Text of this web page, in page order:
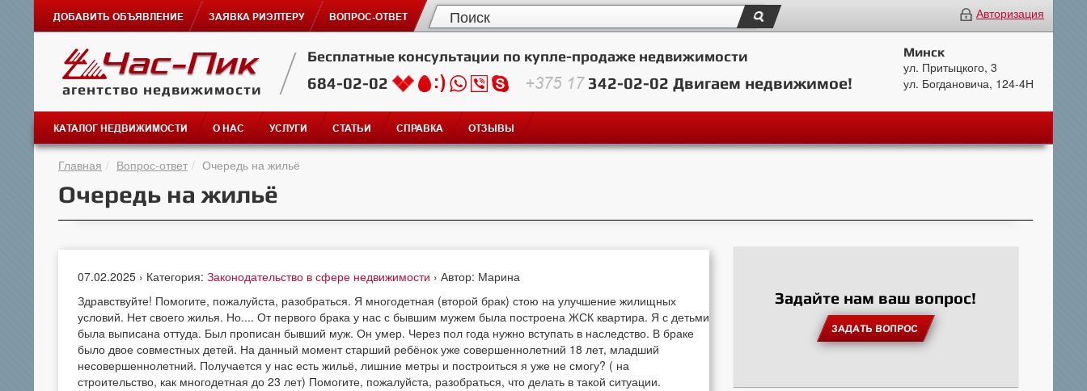
ДОБАВИТЬ ОБЪЯВЛЕНИЕ ЗАЯВКА РИЭЛТЕРУ ВОПРОС-ОТВЕТ Авторизация
агентство недвижимости
Бесплатные консультации по купле-продаже недвижимости
684-02-02 +375 17342-02-02 Двигаем недвижимое!
Минск
ул. Притыцкого, 3
ул. Богдановича, 124-4Н
КАТАЛОГ НЕДВИЖИМОСТИ О НАС УСЛУГИ СТАТЬИ СПРАВКА ОТЗЫВЫ
Главная Вопрос-ответ Очередь на жильё
Очередь на жильё
07.02.2025 › Категория: Законодательство в сфере недвижимости › Автор: Марина
Здравствуйте! Помогите, пожалуйста, разобраться. Я многодетная (второй брак) стою на улучшение жилищных
условий. Нет своего жилья. Но.... От первого брака у нас с бывшим мужем была построена ЖСК квартира. Я с детьми
была выписана оттуда. Был прописан бывший муж. Он умер. Через пол года нужно вступать в наследство. В браке
было двое совместных детей. На данный момент старший ребёнок уже совершеннолетний 18 лет, младший
несовершеннолетний. Получается у нас есть жильё, лишние метры и построиться я уже не смогу? ( на
строительство, как многодетная до 23 лет) Помогите, пожалуйста, разобраться, что делать в такой ситуации.
Задайте нам ваш вопрос!
ЗАДАТЬ ВОПРОС